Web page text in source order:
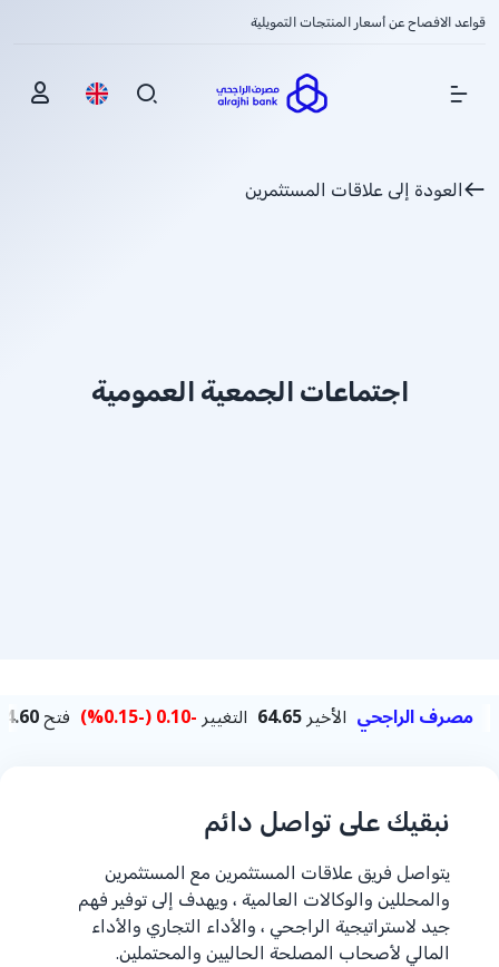
قواعد الافصاح عن أسعار المنتجات التمويلية
Show Menu
العودة إلى علاقات المستثمرين
اجتماعات الجمعية العمومية
نبقيك على تواصل دائم
يتواصل فريق علاقات المستثمرين مع المستثمرين
والمحللين والوكالات العالمية ، ويهدف إلى توفير فهم
جيد لاستراتيجية الراجحي ، والأداء التجاري والأداء
المالي لأصحاب المصلحة الحاليين والمحتملين.